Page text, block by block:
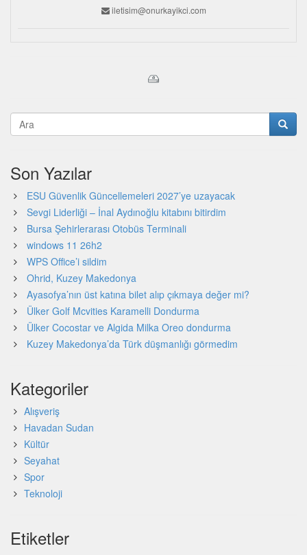
iletisim@onurkayikci.com
Son Yazılar
ESU Güvenlik Güncellemeleri 2027’ye uzayacak
Sevgi Liderliği – İnal Aydınoğlu kitabını bitirdim
Bursa Şehirlerarası Otobüs Terminali
windows 11 26h2
WPS Office’i sildim
Ohrid, Kuzey Makedonya
Ayasofya’nın üst katına bilet alıp çıkmaya değer mi?
Ülker Golf Mcvities Karamelli Dondurma
Ülker Cocostar ve Algida Milka Oreo dondurma
Kuzey Makedonya’da Türk düşmanlığı görmedim
Kategoriler
Alışveriş
Havadan Sudan
Kültür
Seyahat
Spor
Teknoloji
Etiketler